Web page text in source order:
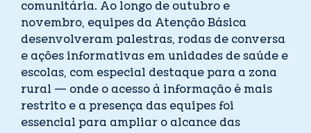
comunitária. Ao longo de outubro e
novembro, equipes da Atenção Básica
desenvolveram palestras, rodas de conversa
e ações informativas em unidades de saúde e
escolas, com especial destaque para a zona
rural — onde o acesso à informação é mais
restrito e a presença das equipes foi
essencial para ampliar o alcance das